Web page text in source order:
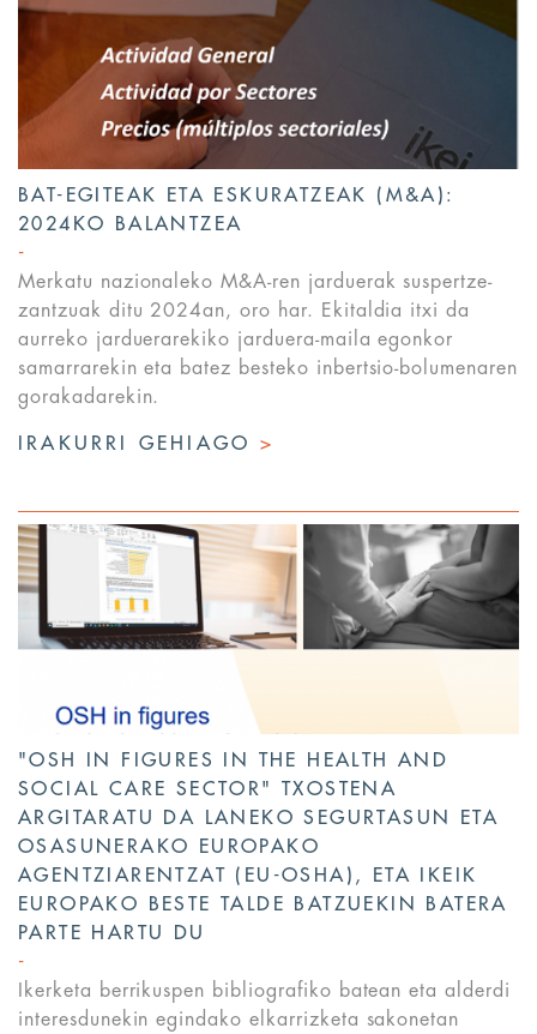
BAT-EGITEAK ETA ESKURATZEAK (M&A):
2024KO BALANTZEA
Merkatu nazionaleko M&A-ren jarduerak suspertze-
zantzuak ditu 2024an, oro har. Ekitaldia itxi da
aurreko jarduerarekiko jarduera-maila egonkor
samarrarekin eta batez besteko inbertsio-bolumenaren
gorakadarekin.
IRAKURRI GEHIAGO>
"OSH IN FIGURES IN THE HEALTH AND
SOCIAL CARE SECTOR" TXOSTENA
ARGITARATU DA LANEKO SEGURTASUN ETA
OSASUNERAKO EUROPAKO
AGENTZIARENTZAT (EU-OSHA), ETA IKEIK
EUROPAKO BESTE TALDE BATZUEKIN BATERA
PARTE HARTU DU
Ikerketa berrikuspen bibliografiko batean eta alderdi
interesdunekin egindako elkarrizketa sakonetan